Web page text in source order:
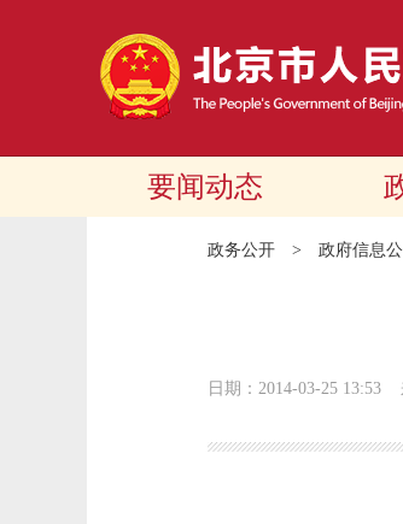
要闻动态
政务公开 > 政府信息
日期：2014-03-25 13:53